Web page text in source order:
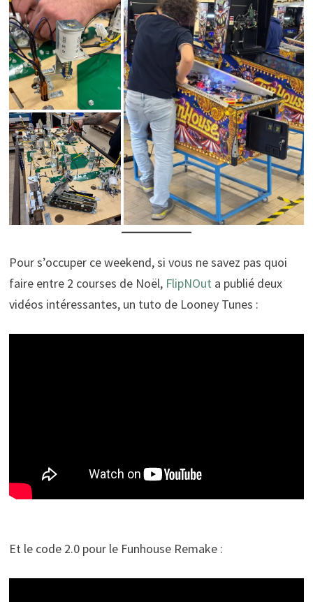
Pour s’occuper ce weekend, si vous ne savez pas quoi
faire entre 2 courses de Noël, FlipNOut a publié deux
vidéos intéressantes, un tuto de Looney Tunes :
Et le code 2.0 pour le Funhouse Remake :